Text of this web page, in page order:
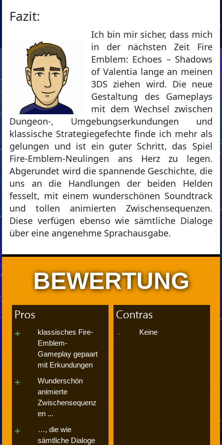
Fazit:
Ich bin mir sicher, dass mich
in der nächsten Zeit Fire
Emblem: Echoes – Shadows
of Valentia lange an meinen
3DS ziehen wird. Die neue
Gestaltung des Gameplays
mit dem Wechsel zwischen
Dungeon-, Umgebungserkundungen und
klassische Strategiegefechte finde ich mehr als
gelungen und ist ein guter Schritt, das Spiel
Fire-Emblem-Neulingen ans Herz zu legen.
Abgerundet wird die spannende Geschichte, die
uns an die Handlungen der beiden Helden
fesselt, mit einem wunderschönen Soundtrack
und tollen animierten Zwischensequenzen.
Diese verfügen ebenso wie sämtliche Dialoge
über eine angenehme Sprachausgabe.
BEWERTUNG
Pros
klassisches Fire-
Emblem-
Gameplay gepaart
mit Erkundungen
Wunderschön
animierte
Zwischensequenz
en ...
…, die wie
sämtliche Dialoge
Contras
Keine